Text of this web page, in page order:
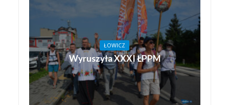
ŁOWICZ
Wyruszyła XXXI ŁPPM